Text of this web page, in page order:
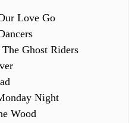
Love Go
Ghost Riders
Night
Wood